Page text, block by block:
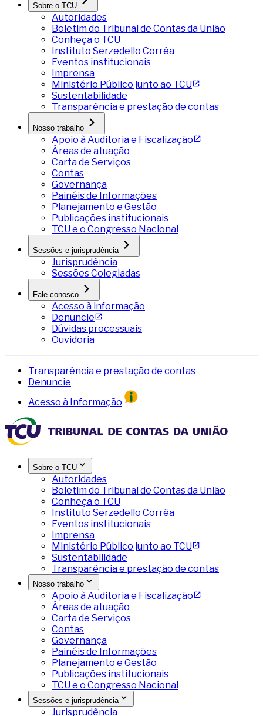
Sobre o TCU
Autoridades
Boletim do Tribunal de Contas da União
Conheça o TCU
Instituto Serzedello Corrêa
Eventos institucionais
Imprensa
Ministério Público junto ao TCU
Sustentabilidade
Transparência e prestação de contas
Nosso trabalho
Apoio à Auditoria e Fiscalização
Áreas de atuação
Carta de Serviços
Contas
Governança
Painéis de Informações
Planejamento e Gestão
Publicações institucionais
TCU e o Congresso Nacional
Sessões e jurisprudência
Jurisprudência
Sessões Colegiadas
Fale conosco
Acesso à informação
Denuncie
Dúvidas processuais
Ouvidoria
Transparência e prestação de contas
Denuncie
Acesso à Informação
Sobre o TCU
Autoridades
Boletim do Tribunal de Contas da União
Conheça o TCU
Instituto Serzedello Corrêa
Eventos institucionais
Imprensa
Ministério Público junto ao TCU
Sustentabilidade
Transparência e prestação de contas
Nosso trabalho
Apoio à Auditoria e Fiscalização
Áreas de atuação
Carta de Serviços
Contas
Governança
Painéis de Informações
Planejamento e Gestão
Publicações institucionais
TCU e o Congresso Nacional
Sessões e jurisprudência
Jurisprudência